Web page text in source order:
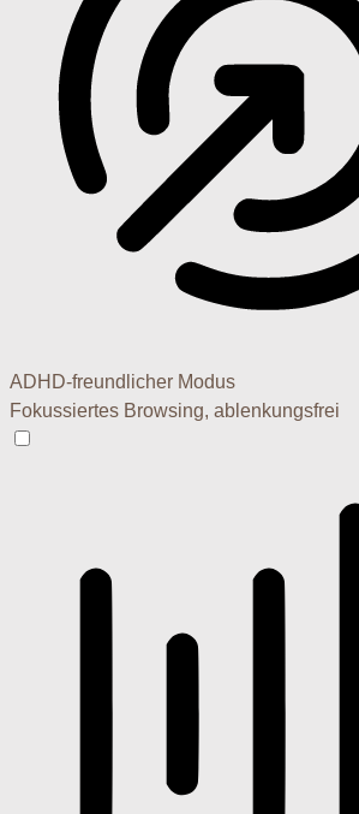
ADHD-freundlicher Modus
Fokussiertes Browsing, ablenkungsfrei